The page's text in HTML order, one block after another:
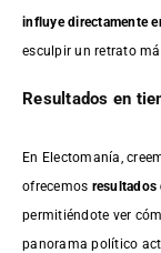
influye directamente
esculpir un retrato
Resultados en
En Electomanía,
ofrecemos resultados
permitiéndote ver
panorama político